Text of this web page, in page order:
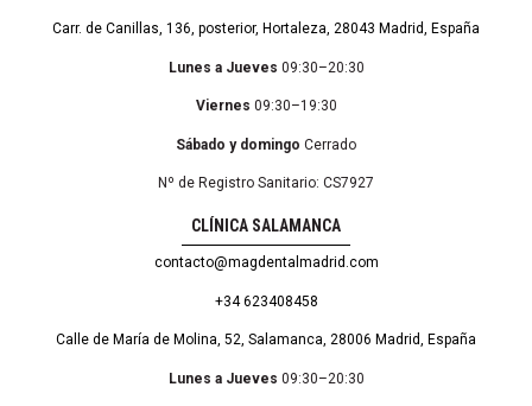
Carr. de Canillas, 136, posterior, Hortaleza, 28043 Madrid, España
Lunes a Jueves 09:30–20:30
Viernes 09:30–19:30
Sábado y domingo Cerrado
Nº de Registro Sanitario: CS7927
CLÍNICA SALAMANCA
contacto@magdentalmadrid.com
+34 623408458
Calle de María de Molina, 52, Salamanca, 28006 Madrid, España
Lunes a Jueves 09:30–20:30